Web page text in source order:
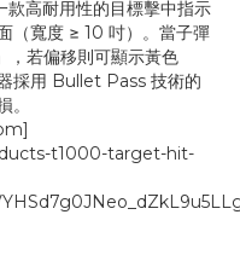
高耐用性的目標擊中指示
（寬度 ≥ 10 吋）。當子彈
，若偏移則可顯示黃色
採用 Bullet Pass 技術的
t1000-target-hit-